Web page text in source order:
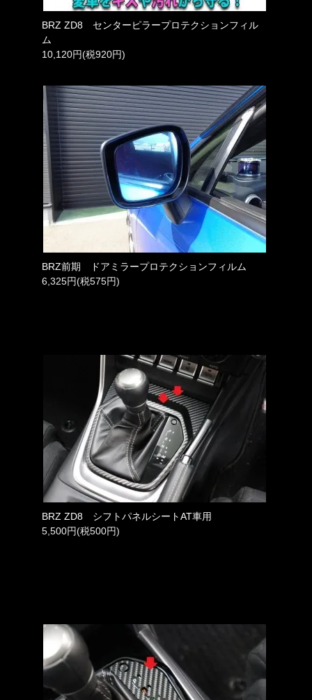
BRZ ZD8 センターピラープロテクションフィル
ム
10,120円(税920円)
BRZ前期 ドアミラープロテクションフィルム
6,325円(税575円)
BRZ ZD8 シフトパネルシートAT車用
5,500円(税500円)